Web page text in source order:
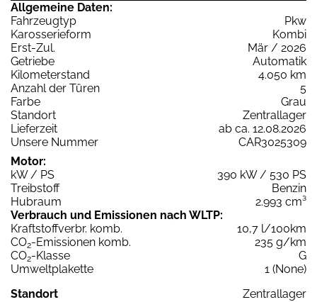
Allgemeine Daten:
Fahrzeugtyp
Pkw
Karosserieform
Kombi
Erst-Zul.
Mär / 2026
Getriebe
Automatik
Kilometerstand
4.050 km
Anzahl der Türen
5
Farbe
Grau
Standort
Zentrallager
Lieferzeit
ab ca. 12.08.2026
Unsere Nummer
CAR3025309
Motor:
kW / PS
390 kW / 530 PS
Treibstoff
Benzin
Hubraum
2.993 cm³
Verbrauch und Emissionen nach WLTP:
Kraftstoffverbr. komb.
10,7 l/100km
CO2-Emissionen komb.
235 g/km
CO2-Klasse
G
Umweltplakette
1 (None)
Standort
Zentrallager